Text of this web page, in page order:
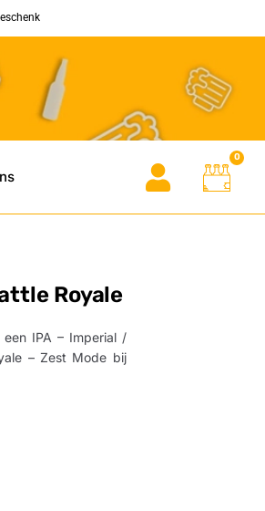
0
Royale
IPA – Imperial /
– Zest Mode bij